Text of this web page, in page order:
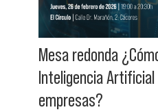
Mesa redonda
Inteligencia
empresas?